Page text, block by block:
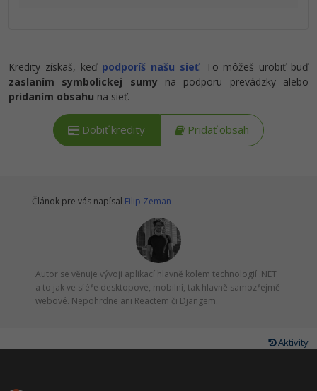
Kredity získaš, keď podporíš našu sieť. To môžeš urobiť buď
zaslaním symbolickej sumy na podporu prevádzky alebo
pridaním obsahu na sieť.
Dobiť kredity Pridať obsah
Článok pre vás napísal Filip Zeman
Autor se věnuje vývoji aplikací hlavně kolem technologií .NET
a to jak ve sféře desktopové, mobilní, tak hlavně samozřejmě
webové. Nepohrdne ani Reactem či Djangem.
Aktivity